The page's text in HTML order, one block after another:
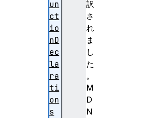
訳
さ
れ
ま
し
た
。
M
D
N
un
ct
io
nD
ec
la
ra
ti
on
s